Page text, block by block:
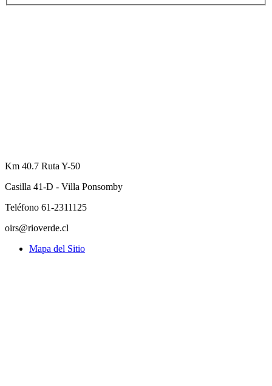
Km 40.7 Ruta Y-50
Casilla 41-D - Villa Ponsomby
Teléfono 61-2311125
oirs@rioverde.cl
Mapa del Sitio